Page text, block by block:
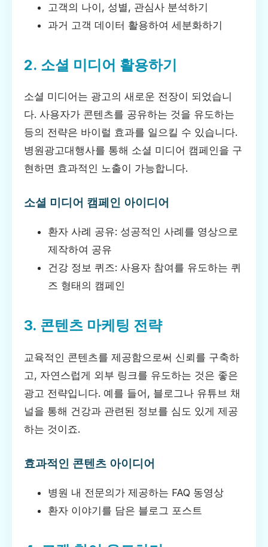
고객의 나이, 성별, 관심사 분석하기
과거 고객 데이터 활용하여 세분화하기
2. 소셜 미디어 활용하기
소셜 미디어는 광고의 새로운 전장이 되었습니
다. 사용자가 콘텐츠를 공유하는 것을 유도하는
등의 전략은 바이럴 효과를 일으킬 수 있습니다.
병원광고대행사를 통해 소셜 미디어 캠페인을 구
현하면 효과적인 노출이 가능합니다.
소셜 미디어 캠페인 아이디어
환자 사례 공유: 성공적인 사례를 영상으로
제작하여 공유
건강 정보 퀴즈: 사용자 참여를 유도하는 퀴
즈 형태의 캠페인
3. 콘텐츠 마케팅 전략
교육적인 콘텐츠를 제공함으로써 신뢰를 구축하
고, 자연스럽게 외부 링크를 유도하는 것은 좋은
광고 전략입니다. 예를 들어, 블로그나 유튜브 채
널을 통해 건강과 관련된 정보를 심도 있게 제공
하는 것이죠.
효과적인 콘텐츠 아이디어
병원 내 전문의가 제공하는 FAQ 동영상
환자 이야기를 담은 블로그 포스트